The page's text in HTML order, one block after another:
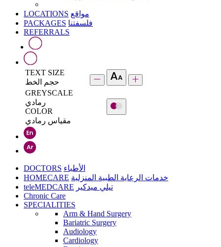
LOCATIONS مواقع
PACKAGES فلسفتنا
REFERRALS
TEXT SIZE
حجم الخط
GREYSCALE
رمادي
COLOR
مقياس رمادي
DOCTORS الأطباء
HOMECARE خدمات الرعاية الطبية المنزلية
teleMEDCARE تيلي ميدكير
Chronic Care
SPECIALITIES
Arm & Hand Surgery
Bariatric Surgery
Audiology
Cardiology